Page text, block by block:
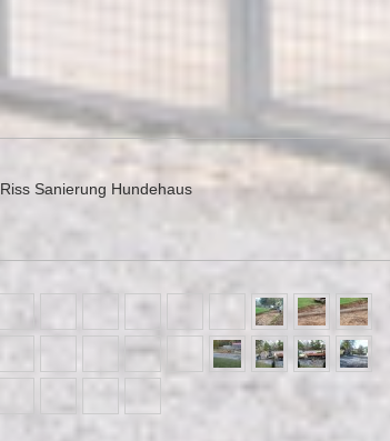
Riss Sanierung Hundehaus